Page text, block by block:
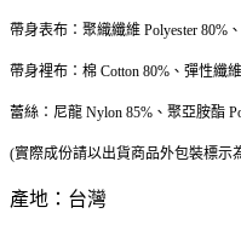
帶身表布：聚織纖維 Polyester 80%
帶身裡布：棉 Cotton 80%、彈性纖
蕾絲：尼龍 Nylon 85%、聚亞胺酯
(實際成份請以出貨商品外包裝標示
產地：台灣